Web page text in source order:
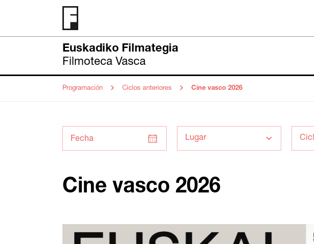
Euskadiko Filmategia
Filmoteca Vasca
Programación Ciclos anteriores Cine vasco 2026
Fecha
Cine vasco 2026